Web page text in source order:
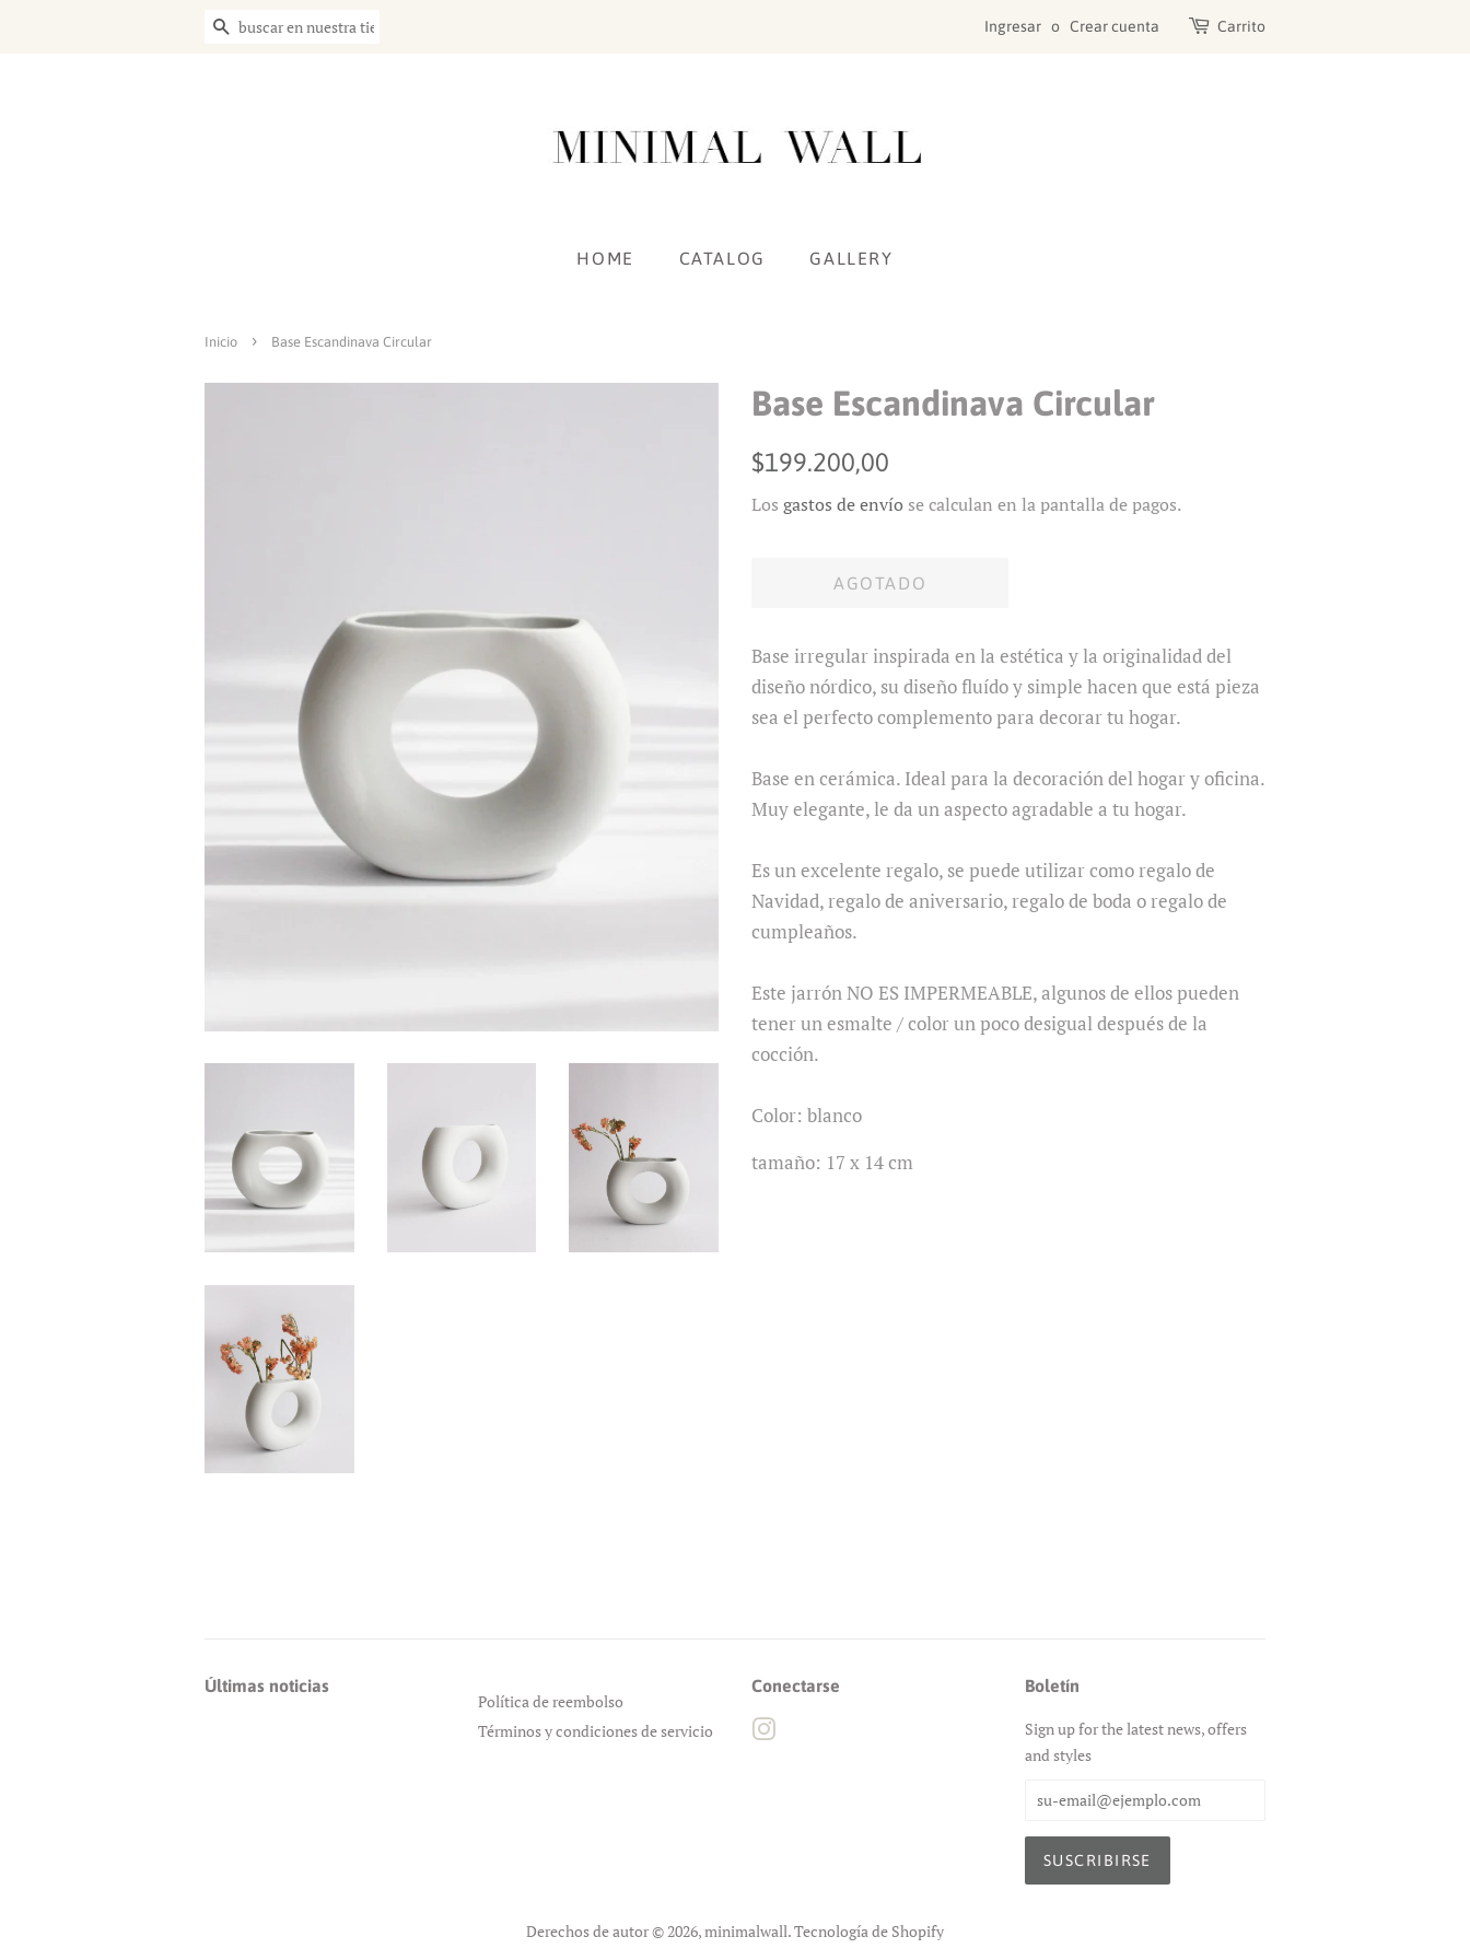
BUSCAR Ingresar o Crear cuenta Carrito
HOME CATALOG GALLERY
Inicio › Base Escandinava Circular
Base Escandinava Circular
Precio
$199.200,00
venta
Los gastos de envío se calculan en la pantalla de pagos.
AGOTADO
Base irregular inspirada en la estética y la originalidad del
diseño nórdico, su diseño fluído y simple hacen que está pieza
sea el perfecto complemento para decorar tu hogar.
Base en cerámica. Ideal para la decoración del hogar y oficina.
Muy elegante, le da un aspecto agradable a tu hogar.
Es un excelente regalo, se puede utilizar como regalo de
Navidad, regalo de aniversario, regalo de boda o regalo de
cumpleaños.
Este jarrón NO ES IMPERMEABLE, algunos de ellos pueden
tener un esmalte / color un poco desigual después de la
cocción.
Color: blanco
tamaño: 17 x 14 cm
Últimas noticias
Política de reembolso
Términos y condiciones de servicio
Conectarse Boletín
Sign up for the latest news, offers
and styles
Derechos de autor © 2026,minimalwall.Tecnología de Shopify